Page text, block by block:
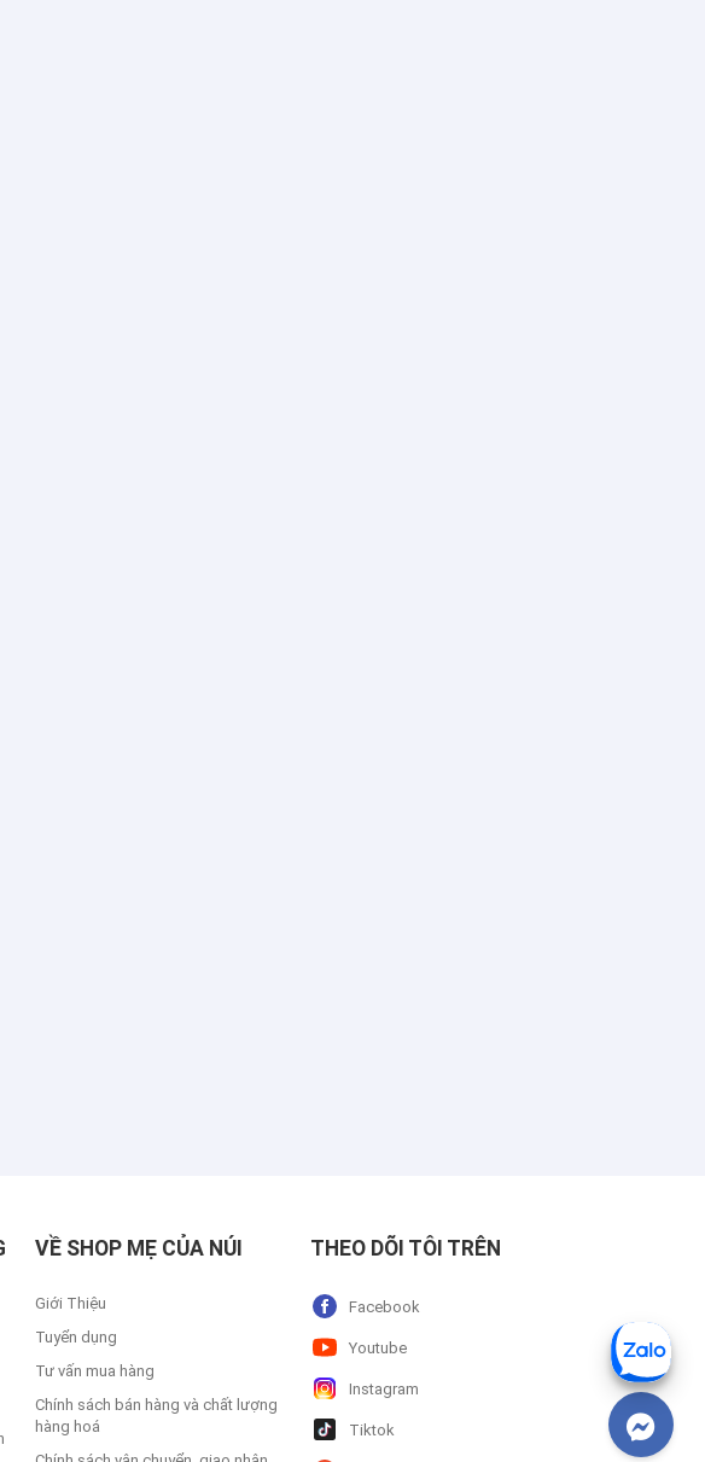
VỀ SHOP MẸ CỦA NÚI
Giới Thiệu
Tuyển dụng
Tư vấn mua hàng
Chính sách bán hàng và chất lượng
hàng hoá
THEO DÕI TÔI TRÊN
Facebook
Youtube
Instagram
Tiktok